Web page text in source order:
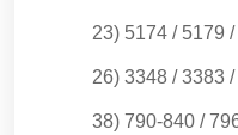
23) 5174 / 5179
26) 3348 / 3383
38) 790-840 /